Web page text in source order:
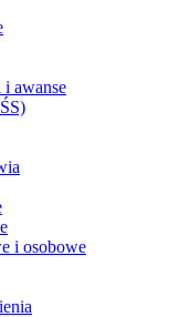
awanse
i osobowe